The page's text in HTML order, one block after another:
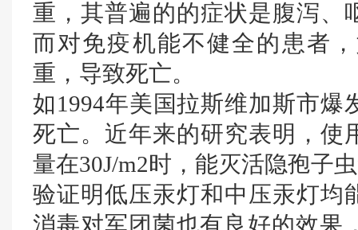
重，其普遍的的症状是腹泻、
而对免疫机能不健全的患者
重，导致死亡。
如1994年美国拉斯维加斯市爆
死亡。近年来的研究表明，使
量在30J/m2时，能灭活隐孢子
验证明低压汞灯和中压汞灯均